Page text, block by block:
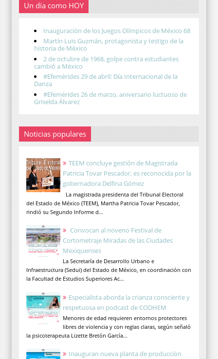
Un día como HOY
Inauguración de los Juegos Olímpicos de México 68
Martín Luis Guzmán, protagonista y testigo de la
historia de México
2 de octubre de 1968, golpe contra estudiantes
cambió a México
#Efemérides 29 de abril: Día Internacional de la
Danza
#Efemérides 26 de marzo, aniversario luctuoso de
Griselda Álvarez
Noticias populares
TEEM concluye gestión de Magistrada
Patricia Tovar Pescador, es reconocida por la
gobernadora Delfina Gómez
La magistrada presidenta del Tribunal Electoral
del Estado de México (TEEM), Martha Patricia Tovar Pescador,
rindió su Segundo Informe d...
Convocan al noveno Festival de
Cortometraje Miradas de las Ciudades
Mexiquenses
La Secretaría de Desarrollo Urbano e
Infraestructura (Sedui) del Estado de México, en coordinación con
la Facultad de Estudios Superiores Ac...
Especialista aborda la crianza consciente y
respetuosa en podcast de CODHEM
Menores de edad requieren entornos protectores
libres de violencia y con reglas claras, según señaló
la psicoterapeuta Lizette Bretón García...
Inauguran nueva planta de producción